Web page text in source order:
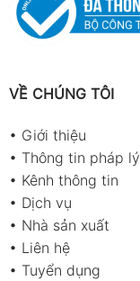
VỀ CHÚNG TÔI
• Giới thiệu
• Thông tin pháp lý
• Kênh thông tin
• Dịch vụ
• Nhà sản xuất
• Liên hệ
• Tuyển dụng